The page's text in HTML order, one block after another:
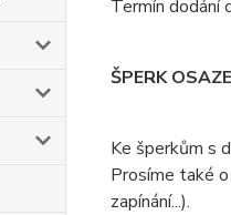
Termín dodání
ŠPERK
Ke šperkům s
Prosíme také
zapínání...).